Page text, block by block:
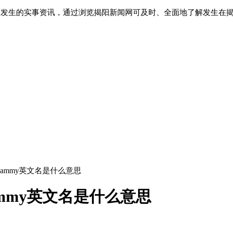
生的实事资讯，通过浏览揭阳新闻网可及时、全面地了解发生在
英文名是什么意思
英文名是什么意思